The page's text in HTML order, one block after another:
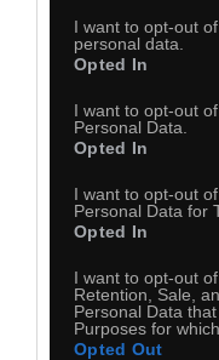
I want to opt-out
personal data.
Opted In
I want to opt-out
Personal Data.
Opted In
I want to opt-out
Personal Data for
Opted In
I want to opt-out
Retention, Sale,
Personal Data
Purposes for
Opted Out